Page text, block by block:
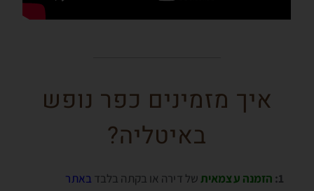
איך מזמינים כפר נופש
באיטליה?
1: הזמנה עצמאיתשל דירה או בקתה בלבד באתר